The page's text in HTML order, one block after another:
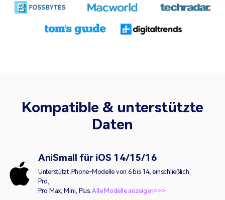
Kompatible & unterstützte
Daten
AniSmall für iOS 14/15/16
Unterstützt iPhone-Modelle von 6 bis 14, einschließlich
Pro,
Pro Max, Mini, Plus.Alle Modelle anzeigen>>>